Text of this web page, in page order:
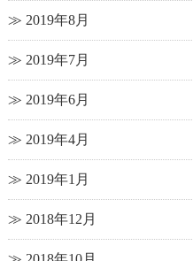
2019年8月
2019年7月
2019年6月
2019年4月
2019年1月
2018年12月